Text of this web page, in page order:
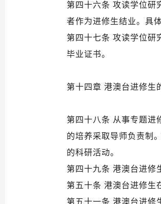
第四十六条 攻读学位研
者作为进修生结业。具
第四十七条 攻读学位研
毕业证书。
第十四章 港澳台进修生
第四十八条 从事专题进
的培养采取导师负责制
的科研活动。
第四十九条 港澳台进修
第五十条 港澳台进修生
第五十一条 港澳台进修